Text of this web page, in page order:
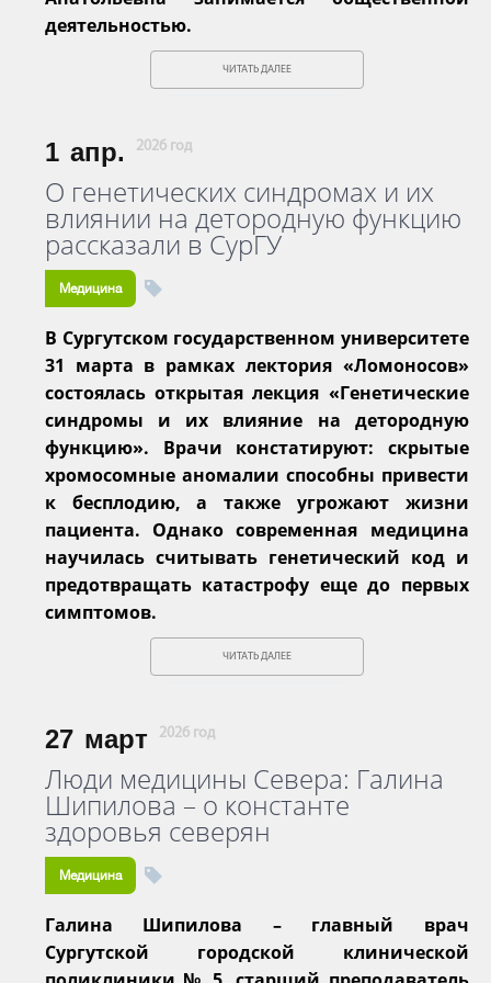
деятельностью.
ЧИТАТЬ ДАЛЕЕ
1 апр. 2026 год
О генетических синдромах и их
влиянии на детородную функцию
рассказали в СурГУ
Медицина
В Сургутском государственном университете
31 марта в рамках лектория «Ломоносов»
состоялась открытая лекция «Генетические
синдромы и их влияние на детородную
функцию». Врачи констатируют: скрытые
хромосомные аномалии способны привести
к бесплодию, а также угрожают жизни
пациента. Однако современная медицина
научилась считывать генетический код и
предотвращать катастрофу еще до первых
симптомов.
ЧИТАТЬ ДАЛЕЕ
27 март 2026 год
Люди медицины Севера: Галина
Шипилова – о константе
здоровья северян
Медицина
Галина Шипилова – главный врач
Сургутской городской клинической